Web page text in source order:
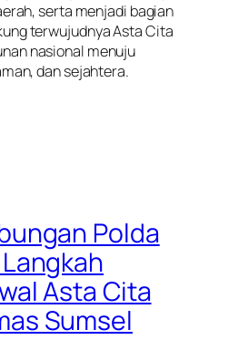
serta menjadi bagian
terwujudnya Asta Cita
nasional menuju
dan sejahtera.
Polda
Asta Cita
Sumsel